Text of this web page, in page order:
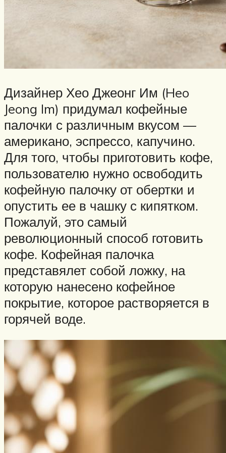
Дизайнер Хео Джеонг Им (Heo
Jeong Im) придумал кофейные
палочки с различным вкусом —
американо, эспрессо, капучино.
Для того, чтобы приготовить кофе,
пользователю нужно освободить
кофейную палочку от обертки и
опустить ее в чашку с кипятком.
Пожалуй, это самый
революционный способ готовить
кофе. Кофейная палочка
представялет собой ложку, на
которую нанесено кофейное
покрытие, которое растворяется в
горячей воде.